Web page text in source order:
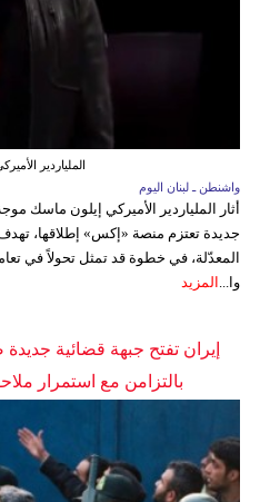
الملياردير
واشنطن ـ لبنان اليوم
أثار الملياردير الأميركي إيلون ماسك
جديدة تعتزم منصة «إكس» إطلاقها،
المعدّلة، في خطوة قد تمثل تحولاً في
وا... المزيد
إيران تفتح جبهة قضائية
بالتزامن مع استمرار